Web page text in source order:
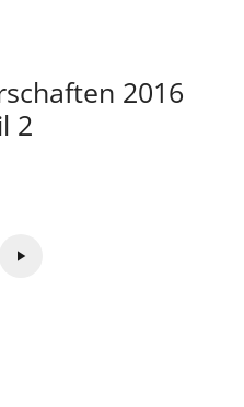
2016
2